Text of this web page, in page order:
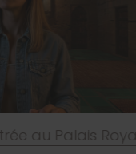
Palais Royal